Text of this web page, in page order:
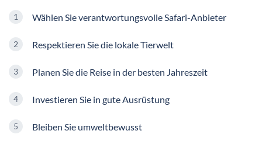
Wählen Sie verantwortungsvolle Safari-Anbieter
Respektieren Sie die lokale Tierwelt
Planen Sie die Reise in der besten Jahreszeit
Investieren Sie in gute Ausrüstung
Bleiben Sie umweltbewusst